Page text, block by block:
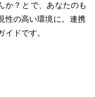
Containerで、あなたのPCも
い環境に。VS Code連携
ドです。